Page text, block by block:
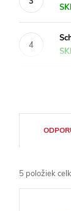
a
d
5 položiek